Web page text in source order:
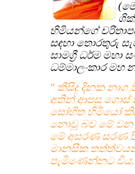
හිමියන්ගේ
සඳහා තොරතුරු
සාමග්‍රී ධර්ම මහා
ධම්මාලංකාර මහ
" කිසිදු දිනක නාග
අතින් ආපසු ගොස්
සෝභිත හිමියෝ
නොවූ බව මේ
මේ අසරණ සරණ
මානසික
පැමිණෙන්නට